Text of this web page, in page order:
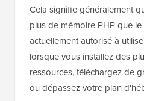
Cela signifie généralement
plus de mémoire PHP que
actuellement autorisé à
lorsque vous installez des
ressources, téléchargez de
ou dépassez votre plan